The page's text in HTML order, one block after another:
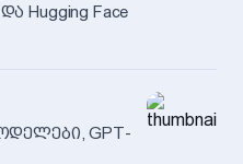
Hugging Face
GPT-